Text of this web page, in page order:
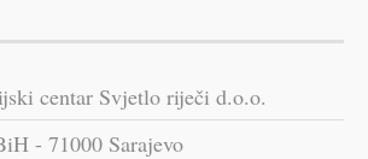
centar Svjetlo riječi d.o.o.
- 71000 Sarajevo